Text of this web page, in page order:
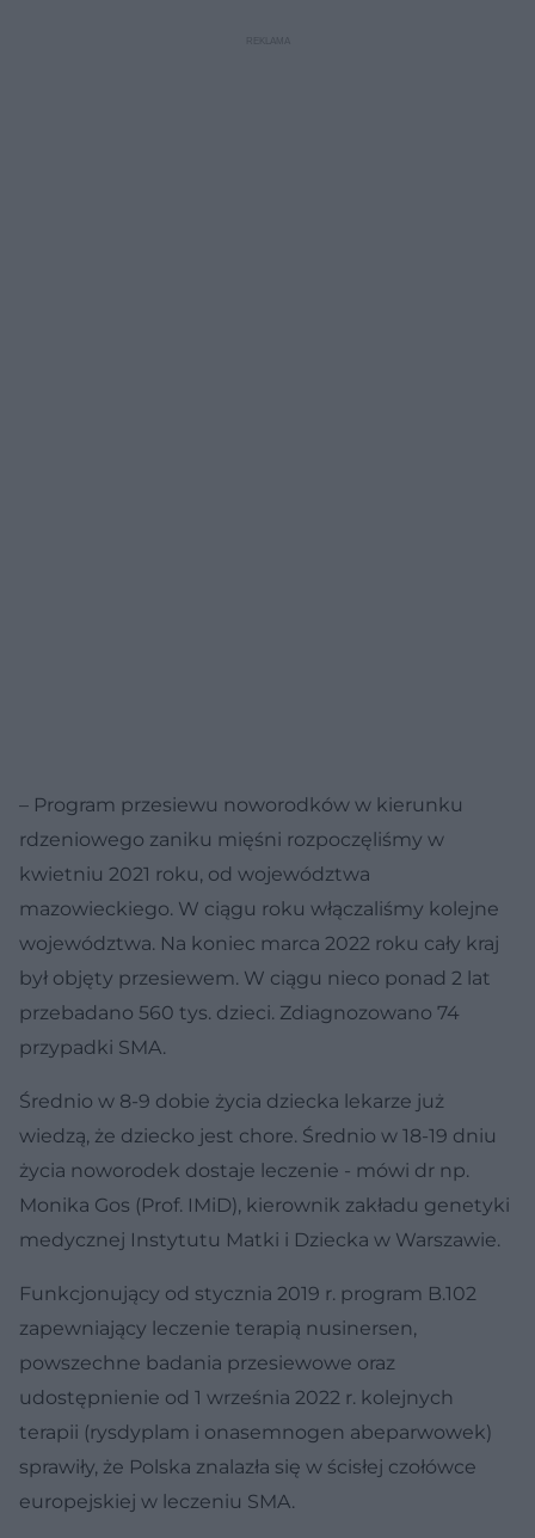
– Program przesiewu noworodków w kierunku
rdzeniowego zaniku mięśni rozpoczęliśmy w
kwietniu 2021 roku, od województwa
mazowieckiego. W ciągu roku włączaliśmy kolejne
województwa. Na koniec marca 2022 roku cały kraj
był objęty przesiewem. W ciągu nieco ponad 2 lat
przebadano 560 tys. dzieci. Zdiagnozowano 74
przypadki SMA.
Średnio w 8-9 dobie życia dziecka lekarze już
wiedzą, że dziecko jest chore. Średnio w 18-19 dniu
życia noworodek dostaje leczenie - mówi dr np.
Monika Gos (Prof. IMiD), kierownik zakładu genetyki
medycznej Instytutu Matki i Dziecka w Warszawie.
Funkcjonujący od stycznia 2019 r. program B.102
zapewniający leczenie terapią nusinersen,
powszechne badania przesiewowe oraz
udostępnienie od 1 września 2022 r. kolejnych
terapii (rysdyplam i onasemnogen abeparwowek)
sprawiły, że Polska znalazła się w ścisłej czołówce
europejskiej w leczeniu SMA.